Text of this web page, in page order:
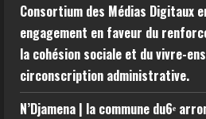
Consortium des Médias Digitaux
engagement en faveur du
la cohésion sociale et du vivre-
circonscription administrative.
N’Djamena | la commune du6ᵉ